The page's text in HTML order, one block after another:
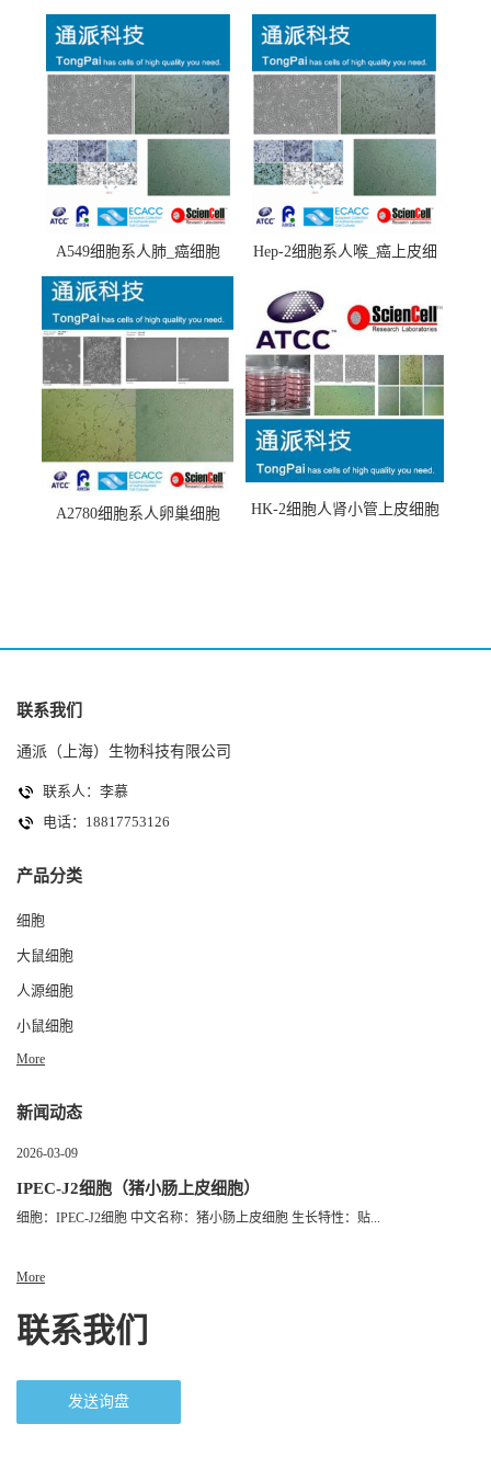
A549细胞系人肺_癌细胞
(A549细胞)
Hep-2细胞系人喉_癌上皮细
A2780细胞系人卵巢细胞
HK-2细胞人肾小管上皮细胞
联系我们
通派（上海）生物科技有限公司
联系人：李慕
电话：18817753126
产品分类
细胞
大鼠细胞
人源细胞
小鼠细胞
More
新闻动态
2026-03-09
IPEC-J2细胞（猪小肠上皮细胞）
细胞：IPEC-J2细胞 中文名称：猪小肠上皮细胞 生长特性：贴...
More
联系我们
发送询盘